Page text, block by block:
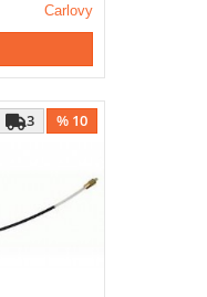
Carlovy
% 10
3